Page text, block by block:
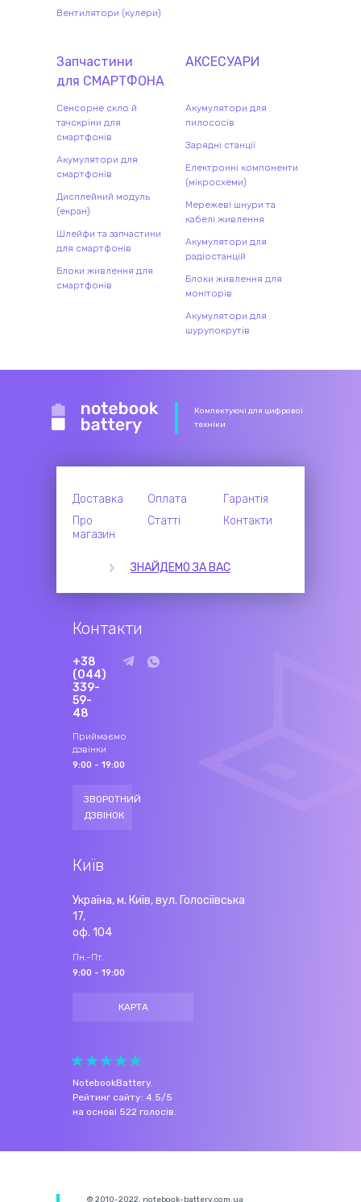
Вентилятори (кулери)
Запчастини
для СМАРТФОНА
Сенсорне скло й
тачскріни для
смартфонів
Акумулятори для
смартфонів
Дисплейний модуль
(екран)
Шлейфи та запчастини
для смартфонів
Блоки живлення для
смартфонів
АКСЕСУАРИ
Акумулятори для
пилососів
Зарядні станції
Електронні компоненти
(мікросхеми)
Мережеві шнури та
кабелі живлення
Акумулятори для
радіостанцій
Блоки живлення для
моніторів
Акумулятори для
шурупокрутів
Комлектуючі для цифрової
техніки
Доставка Оплата
Гарантія
Про
магазин
Статті Контакти
ЗНАЙДЕМО ЗА ВАС
Контакти
+38
(044)
339-
59-
48
Приймаємо
дзвінки
9:00 - 19:00
ЗВОРОТНИЙ
ДЗВІНОК
Київ
Україна, м. Київ, вул. Голосіївська
17,
оф. 104
Пн.-Пт.
9:00 - 19:00
КАРТА
NotebookBattery.
Рейтинг сайту: 4.5/5
на основі 522 голосів.
© 2010-2022. notebook-battery.com.ua